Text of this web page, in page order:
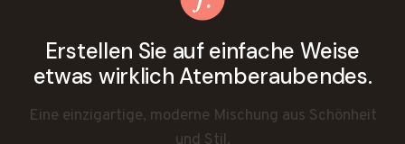
Erstellen Sie auf einfache Weise
etwas wirklich Atemberaubendes.
Eine einzigartige, moderne Mischung aus Schönheit